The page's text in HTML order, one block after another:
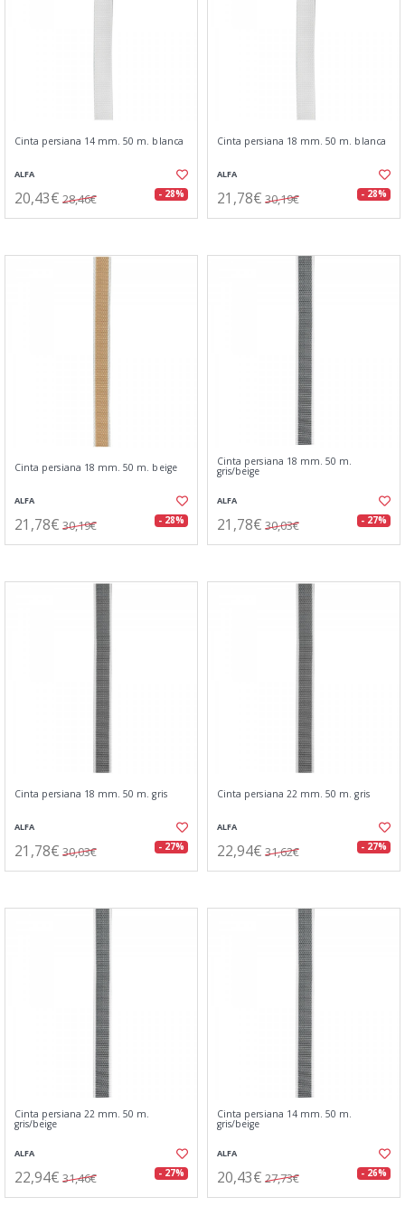
Cinta persiana 14 mm. 50 m. blanca
ALFA
20,43€ 28,46€ - 28%
Cinta persiana 18 mm. 50 m. blanca
ALFA
21,78€ 30,19€ - 28%
Cinta persiana 18 mm. 50 m. beige
ALFA
21,78€ 30,19€ - 28%
Cinta persiana 18 mm. 50 m.
gris/beige
ALFA
21,78€ 30,03€ - 27%
Cinta persiana 18 mm. 50 m. gris
ALFA
21,78€ 30,03€ - 27%
Cinta persiana 22 mm. 50 m. gris
ALFA
22,94€ 31,62€ - 27%
Cinta persiana 22 mm. 50 m.
gris/beige
ALFA
22,94€ 31,46€ - 27%
Cinta persiana 14 mm. 50 m.
gris/beige
ALFA
20,43€ 27,73€ - 26%